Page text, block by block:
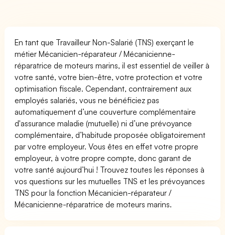
En tant que Travailleur Non-Salarié (TNS) exerçant le
métier Mécanicien-réparateur / Mécanicienne-
réparatrice de moteurs marins, il est essentiel de veiller à
votre santé, votre bien-être, votre protection et votre
optimisation fiscale. Cependant, contrairement aux
employés salariés, vous ne bénéficiez pas
automatiquement d’une couverture complémentaire
d'assurance maladie (mutuelle) ni d’une prévoyance
complémentaire, d’habitude proposée obligatoirement
par votre employeur. Vous êtes en effet votre propre
employeur, à votre propre compte, donc garant de
votre santé aujourd’hui ! Trouvez toutes les réponses à
vos questions sur les mutuelles TNS et les prévoyances
TNS pour la fonction Mécanicien-réparateur /
Mécanicienne-réparatrice de moteurs marins.